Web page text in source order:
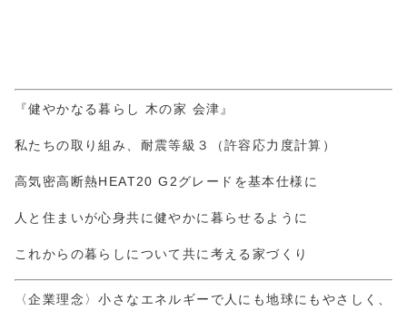
『健やかなる暮らし 木の家 会津』
私たちの取り組み、耐震等級３（許容応力度計算）
高気密高断熱HEAT20 G2グレードを基本仕様に
人と住まいが心身共に健やかに暮らせるように
これからの暮らしについて共に考える家づくり
〈企業理念〉小さなエネルギーで人にも地球にもやさしく、